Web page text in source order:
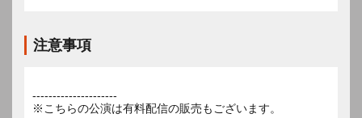
注意事項
---------------------
※こちらの公演は有料配信の販売もございます。